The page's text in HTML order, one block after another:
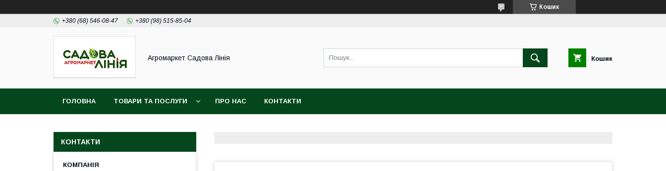
Кошик
+380 (68) 546-08-47 +380 (98) 515-85-04
Агромаркет Садова Лінія Кошик
ГОЛОВНА ТОВАРИ ТА ПОСЛУГИ ПРО НАС КОНТАКТИ
КОНТАКТИ